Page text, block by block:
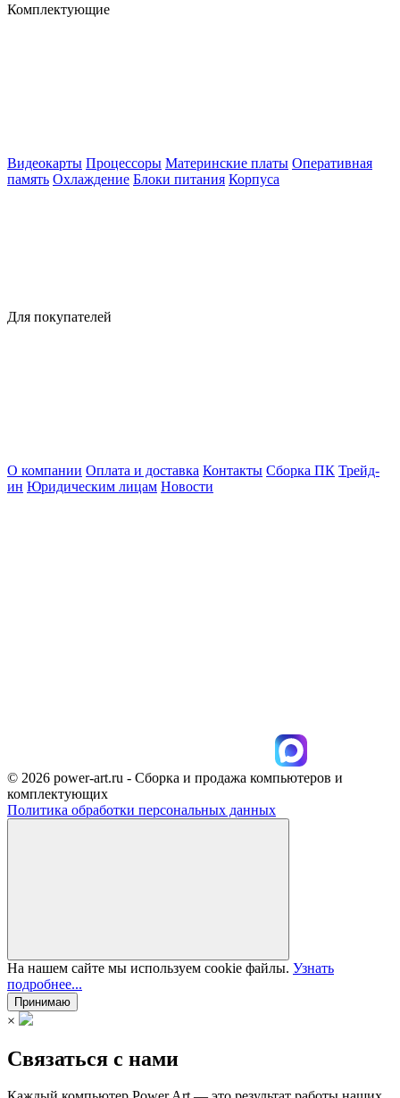
Комплектующие
Видеокарты Процессоры Материнские платы Оперативная
память Охлаждение Блоки питания Корпуса
Для покупателей
О компании Оплата и доставка Контакты Сборка ПК Трейд-
ин Юридическим лицам Новости
© 2026 power-art.ru - Сборка и продажа компьютеров и
комплектующих
Политика обработки персональных данных
На нашем сайте мы используем cookie файлы. Узнать
подробнее...
Принимаю
×
Связаться с нами